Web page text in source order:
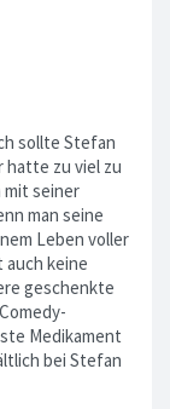
sollte Stefan
hatte zu viel zu
mit seiner
man seine
Leben voller
keine
geschenkte
Medikament
bei Stefan